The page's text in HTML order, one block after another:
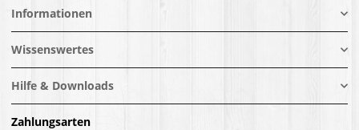
Informationen
Wissenswertes
Hilfe & Downloads
Zahlungsarten